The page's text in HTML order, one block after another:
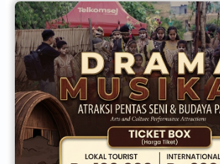
Email*
Web
Simpan nama, email, dan situs web
peramban ini untuk komentar saya